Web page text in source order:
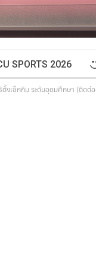
SPORTS 2026
เซ็กกิม ระดับอุดมศึกษา (ติดต่